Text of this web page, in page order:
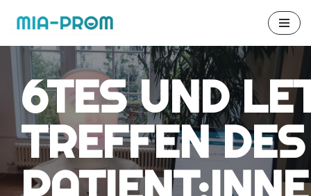
Inhalt
springen
6TES UND
TREFFEN DES